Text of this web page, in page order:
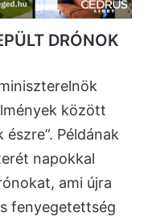
DRÓNOK
között
Példának
napokkal
ami újra
fenyegetettség